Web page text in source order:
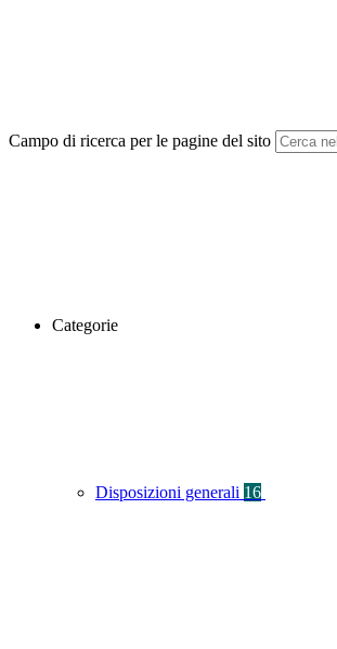
Campo di ricerca per le pagine del sito
Categorie
Disposizioni generali 16